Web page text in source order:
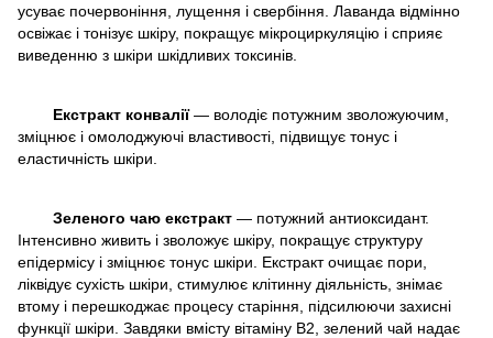
усуває почервоніння, лущення і свербіння. Лаванда відмінно
освіжає і тонізує шкіру, покращує мікроциркуляцію і сприяє
виведенню з шкіри шкідливих токсинів.
Екстракт конвалії— володіє потужним зволожуючим,
зміцнює і омолоджуючі властивості, підвищує тонус і
еластичність шкіри.
Зеленого чаю екстракт — потужний антиоксидант.
Інтенсивно живить і зволожує шкіру, покращує структуру
епідермісу і зміцнює тонус шкіри. Екстракт очищає пори,
ліквідує сухість шкіри, стимулює клітинну діяльність, знімає
втому і перешкоджає процесу старіння, підсилюючи захисні
функції шкіри. Завдяки вмісту вітаміну В2, зелений чай надає